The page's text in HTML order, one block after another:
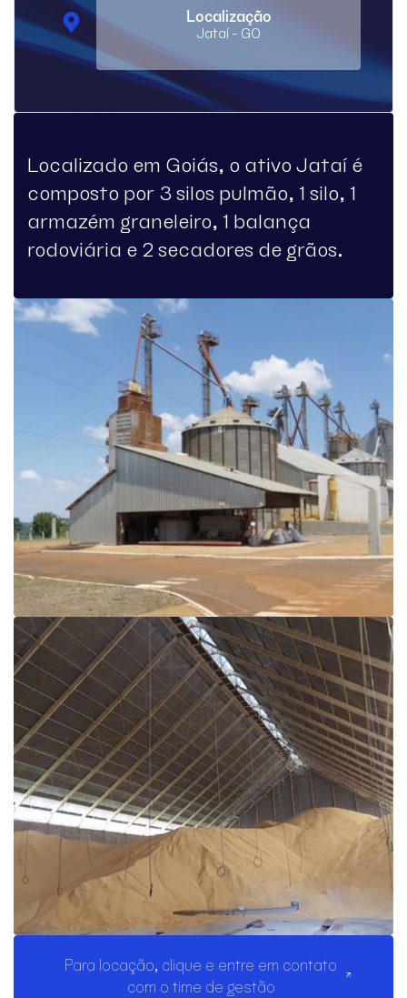
Localização
Jataí - GO
Localizado em Goiás, o ativo Jataí é
composto por 3 silos pulmão, 1 silo, 1
armazém graneleiro, 1 balança
rodoviária e 2 secadores de grãos.
Para locação, clique e entre em contato
com o time de gestão